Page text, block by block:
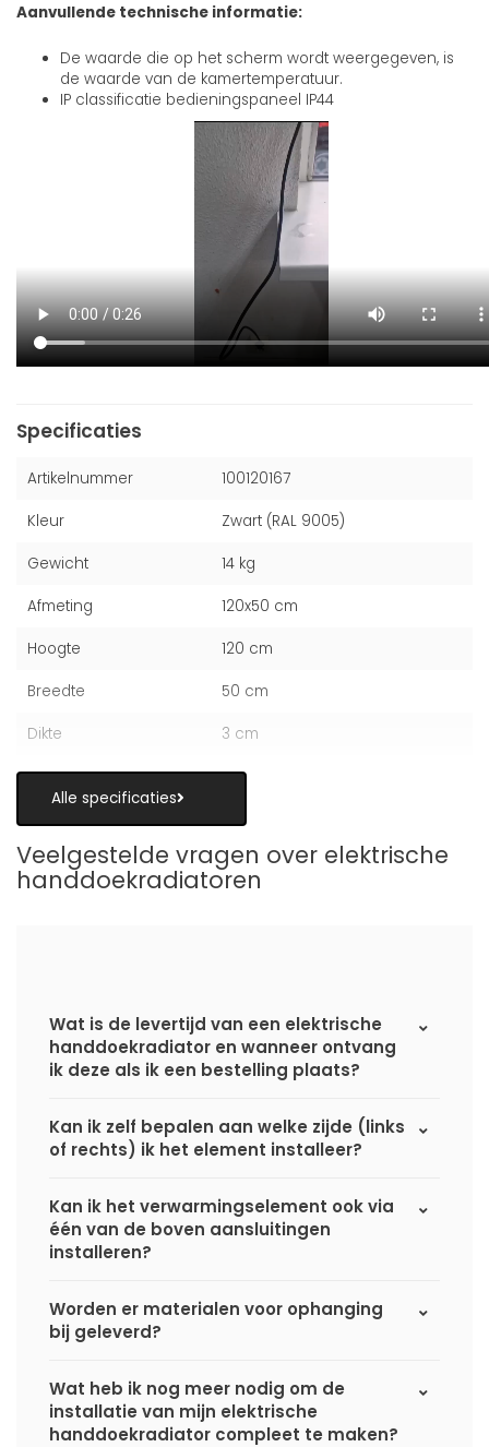
Aanvullende technische informatie:
De waarde die op het scherm wordt weergegeven, is
de waarde van de kamertemperatuur.
IP classificatie bedieningspaneel IP44
Specificaties
Artikelnummer 100120167
Kleur Zwart (RAL 9005)
Gewicht 14 kg
Afmeting 120x50 cm
Hoogte 120 cm
Breedte 50 cm
Dikte 3 cm
Alle specificaties
Veelgestelde vragen over elektrische
handdoekradiatoren
Wat is de levertijd van een elektrische
handdoekradiator en wanneer ontvang
ik deze als ik een bestelling plaats?
Kan ik zelf bepalen aan welke zijde (links
of rechts) ik het element installeer?
Kan ik het verwarmingselement ook via
één van de boven aansluitingen
installeren?
Worden er materialen voor ophanging
bij geleverd?
Wat heb ik nog meer nodig om de
installatie van mijn elektrische
handdoekradiator compleet te maken?